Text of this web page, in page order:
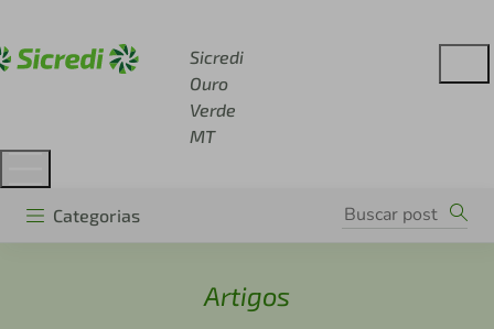
Sicredi
Ouro
Verde
MT
Categorias
Artigos